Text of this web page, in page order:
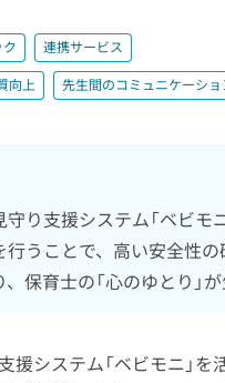
連携サービス
向上 先生間のコミュニケーショ
り支援システム「ベビモ
うことで、高い安全性の
保育士の「心のゆとり」
システム「ベビモニ」